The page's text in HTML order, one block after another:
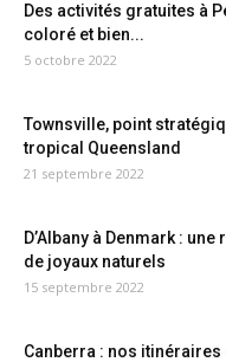
Des activités gratuites à
coloré et bien...
5 octobre 2022
Townsville, point
tropical Queensland
21 septembre 2022
D’Albany à Denmark :
de joyaux naturels
15 septembre 2022
Canberra : nos itinéraires